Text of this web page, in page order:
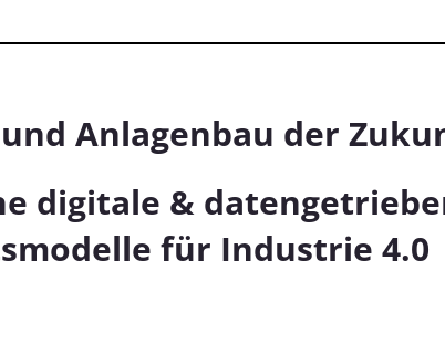
Anlagenbau der
digitale &
für Industrie 4.0